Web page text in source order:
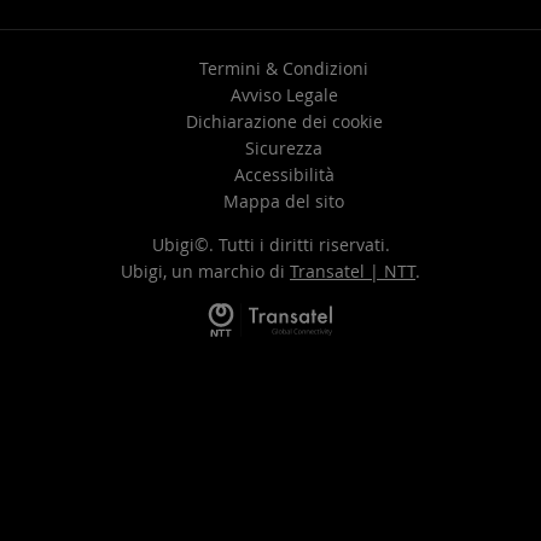
Termini & Condizioni
Avviso Legale
Dichiarazione dei cookie
Sicurezza
Accessibilità
Mappa del sito
Ubigi©. Tutti i diritti riservati.
Ubigi, un marchio di Transatel | NTT.